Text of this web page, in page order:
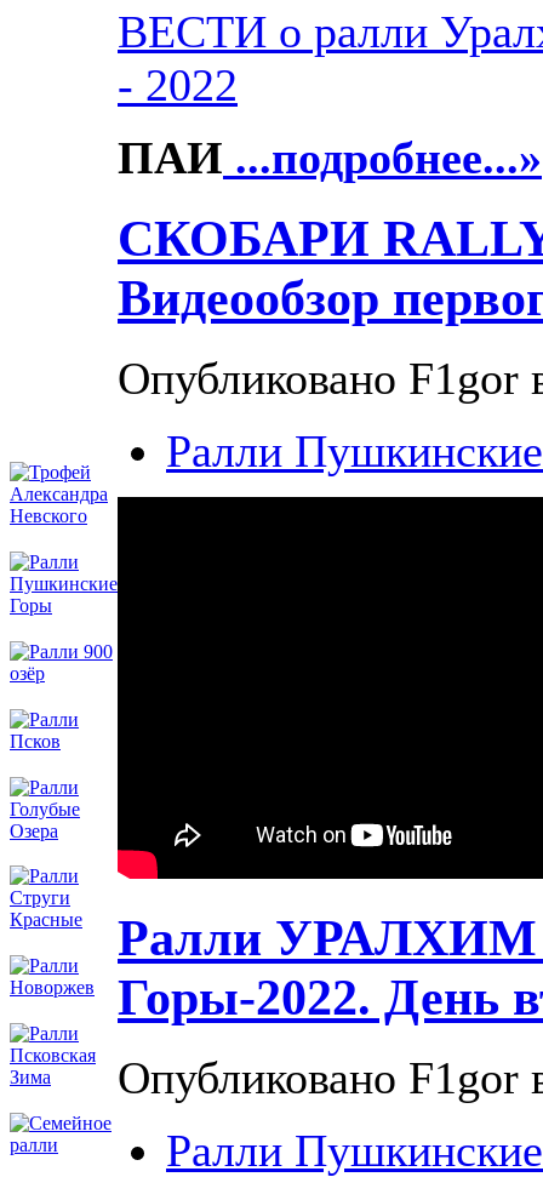
ВЕСТИ о ралли
- 2022
ПАИ ...подробнее...»
СКОБАРИ
Видеообзор
Опубликовано F1gor
Ралли
Ралли УРАЛХИМ
Горы-2022. День
Опубликовано
Ралли